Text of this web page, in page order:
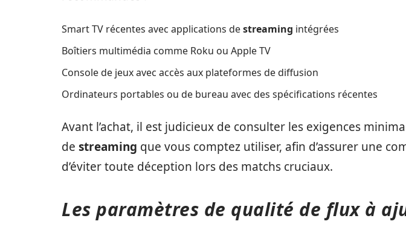
Smart TV récentes avec applications destreaming intégrées
Boîtiers multimédia comme Roku ou Apple TV
Console de jeux avec accès aux plateformes de diffusion
Ordinateurs portables ou de bureau avec des spécifications récentes
Avant l’achat, il est judicieux de consulter les exigences
de streaming que vous comptez utiliser, afin d’assurer une
d’éviter toute déception lors des matchs cruciaux.
Les paramètres de qualité de flux à